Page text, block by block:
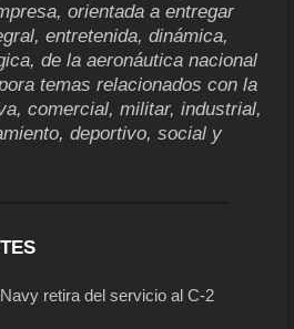
orientada a entregar
entretenida, dinámica,
de la aeronáutica nacional
temas relacionados con la
comercial, militar, industrial,
deportivo, social y
retira del servicio al C-2